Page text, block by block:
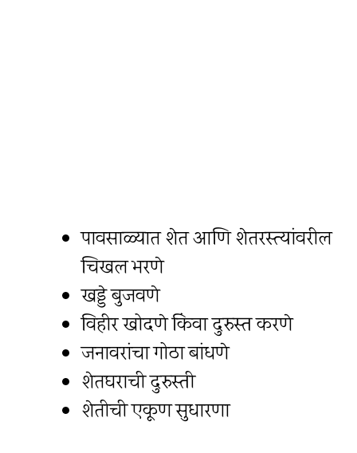
पावसाळ्यात शेत आणि शेतरस्त्यांवरील
चिखल भरणे
खड्डे बुजवणे
विहीर खोदणे किंवा दुरुस्त करणे
जनावरांचा गोठा बांधणे
शेतघराची दुरुस्ती
शेतीची एकूण सुधारणा